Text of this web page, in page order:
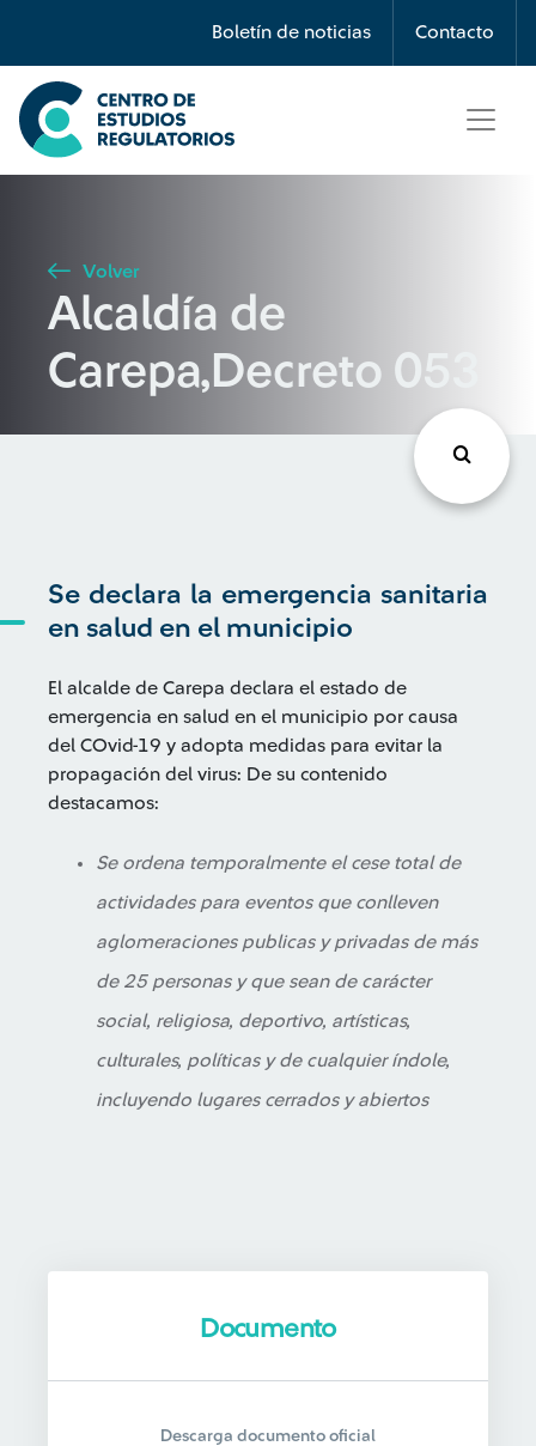
Boletín de noticias Contacto
Búsqueda
Seleccione país
Buscar
Volver
Alcaldía de
Carepa,Decreto 053
Se declara la emergencia sanitaria
en salud en el municipio
El alcalde de Carepa declara el estado de
emergencia en salud en el municipio por causa
del COvid-19 y adopta medidas para evitar la
propagación del virus: De su contenido
destacamos:
Se ordena temporalmente el cese total de
actividades para eventos que conlleven
aglomeraciones publicas y privadas de más
de 25 personas y que sean de carácter
social, religiosa, deportivo, artísticas,
culturales, políticas y de cualquier índole,
incluyendo lugares cerrados y abiertos
Documento
Descarga documento oficial